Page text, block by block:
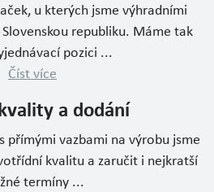
u kterých jsme výhradními
republiku. Máme tak
pozici ...
Číst více
a dodání
přímými vazbami na výrobu jsme
kvalitu a zaručit i nejkratší
termíny ...